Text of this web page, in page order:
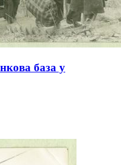
база у